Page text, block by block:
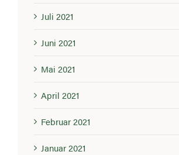
Juli 2021
Juni 2021
Mai 2021
April 2021
Februar 2021
Januar 2021